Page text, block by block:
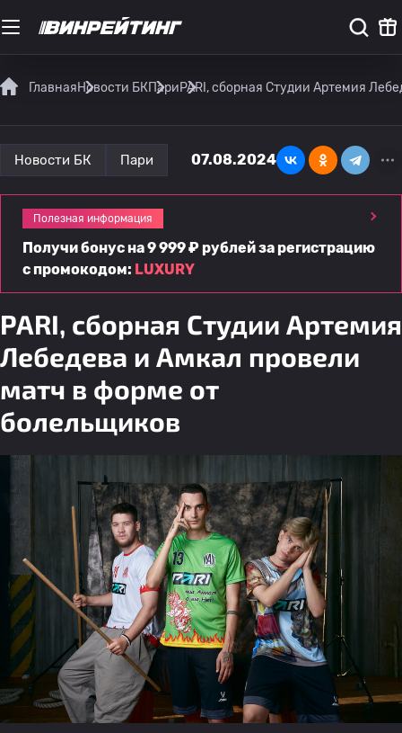
ГлавнаяНовости БКПариPARI, сборная Студии Артемия
Новости БК Пари 07.08.2024
Полезная информация
Получи бонус на 9 999 ₽ рублей за регистрацию
с промокодом: LUXURY
PARI, сборная Студии Артемия
Лебедева и Амкал провели
матч в форме от
болельщиков